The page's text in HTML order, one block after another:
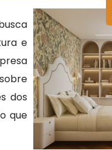
e
dos
que